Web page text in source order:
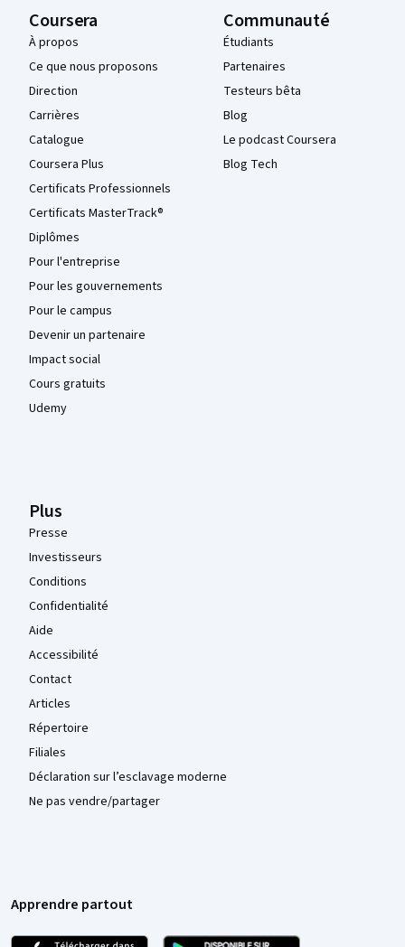
Coursera
À propos
Ce que nous proposons
Direction
Carrières
Catalogue
Coursera Plus
Certificats Professionnels
Certificats MasterTrack®
Diplômes
Pour l'entreprise
Pour les gouvernements
Pour le campus
Devenir un partenaire
Impact social
Cours gratuits
Udemy
Communauté
Étudiants
Partenaires
Testeurs bêta
Blog
Le podcast Coursera
Blog Tech
Plus
Presse
Investisseurs
Conditions
Confidentialité
Aide
Accessibilité
Contact
Articles
Répertoire
Filiales
Déclaration sur l’esclavage moderne
Ne pas vendre/partager
Apprendre partout